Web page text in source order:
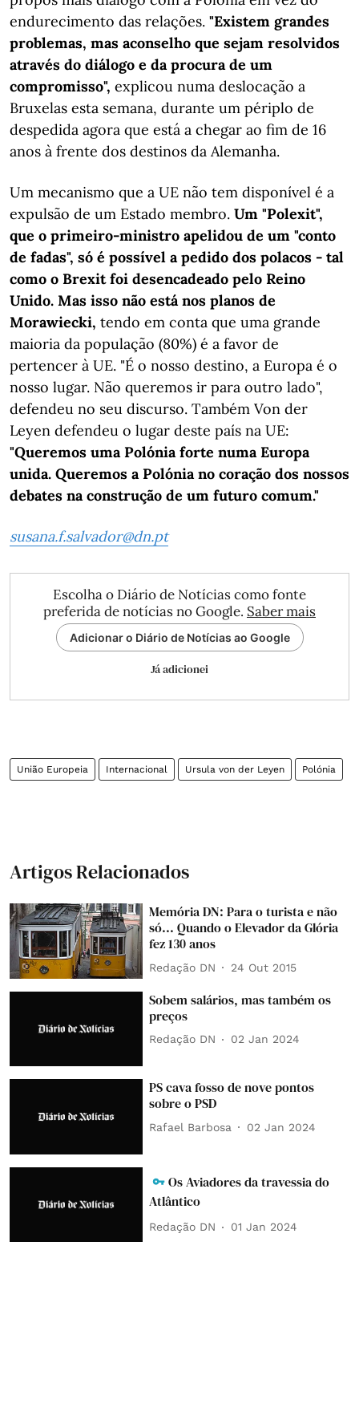
endurecimento das relações. "Existem grandes
problemas, mas aconselho que sejam resolvidos
através do diálogo e da procura de um
compromisso", explicou numa deslocação a
Bruxelas esta semana, durante um périplo de
despedida agora que está a chegar ao fim de 16
anos à frente dos destinos da Alemanha.
Um mecanismo que a UE não tem disponível é a
expulsão de um Estado membro. Um "Polexit",
que o primeiro-ministro apelidou de um "conto
de fadas", só é possível a pedido dos polacos - tal
como o Brexit foi desencadeado pelo Reino
Unido. Mas isso não está nos planos de
Morawiecki, tendo em conta que uma grande
maioria da população (80%) é a favor de
pertencer à UE. "É o nosso destino, a Europa é o
nosso lugar. Não queremos ir para outro lado",
defendeu no seu discurso. Também Von der
Leyen defendeu o lugar deste país na UE:
"Queremos uma Polónia forte numa Europa
unida. Queremos a Polónia no coração dos nossos
debates na construção de um futuro comum."
susana.f.salvador@dn.pt
Escolha o Diário de Notícias como fonte
preferida de notícias no Google. Saber mais
Adicionar o Diário de Notícias ao Google
Já adicionei
União Europeia Internacional Ursula von der Leyen Polónia
Artigos Relacionados
Memória DN: Para o turista e não
só... Quando o Elevador da Glória
fez 130 anos
Redação DN 24 Out 2015
Sobem salários, mas também os
preços
Redação DN 02 Jan 2024
PS cava fosso de nove pontos
sobre o PSD
Rafael Barbosa 02 Jan 2024
Os Aviadores da travessia do
Atlântico
Redação DN 01 Jan 2024